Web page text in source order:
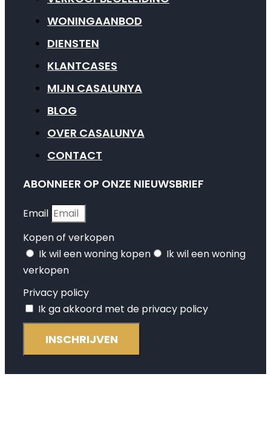
WONINGAANBOD
DIENSTEN
KLANTCASES
MIJN CASALUNYA
BLOG
OVER CASALUNYA
CONTACT
ABONNEER OP ONZE NIEUWSBRIEF
Email
Kopen of verkopen
Ik wil een woning kopen
Ik wil een woning
verkopen
Privacy policy
Ik ga akkoord met de privacy policy
INSCHRIJVEN